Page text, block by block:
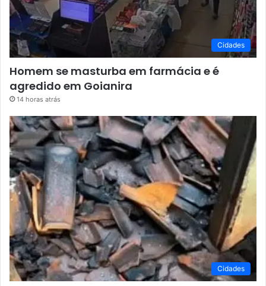
Cidades
Homem se masturba em farmácia e é
agredido em Goianira
14 horas atrás
Cidades